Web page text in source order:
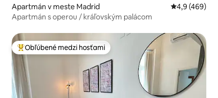
Apartmán v meste Madrid Priemerné
4,9 (469)
Apartmán s operou / kráľovským palácom
Najobľúbenejšie medzi hosťami
Obľúbené medzi hosťami